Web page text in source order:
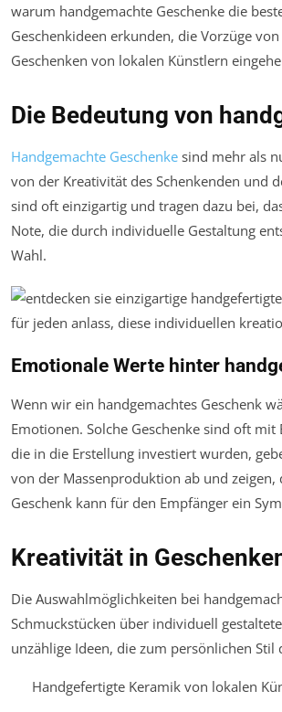
warum handgemachte Geschenke die
Geschenkideen erkunden, die Vorzüge
Geschenken von lokalen Künstlern
Die Bedeutung von
Handgemachte Geschenke sind mehr als
von der Kreativität des Schenkenden und
sind oft einzigartig und tragen dazu bei,
Note, die durch individuelle Gestaltung
Wahl.
Emotionale Werte hinter
Wenn wir ein handgemachtes Geschenk
Emotionen. Solche Geschenke sind oft
die in die Erstellung investiert wurden,
von der Massenproduktion ab und zeigen,
Geschenk kann für den Empfänger ein
Kreativität in
Die Auswahlmöglichkeiten bei
Schmuckstücken über individuell
unzählige Ideen, die zum persönlichen
Handgefertigte Keramik von lokalen